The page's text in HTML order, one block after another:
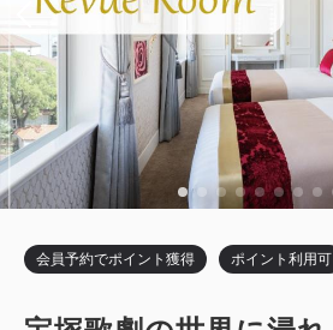
禁煙 25.50m 2
セミダブル×2 Wi-Fiあり
詳細
会員予約でポイント獲得 ポイント利用可